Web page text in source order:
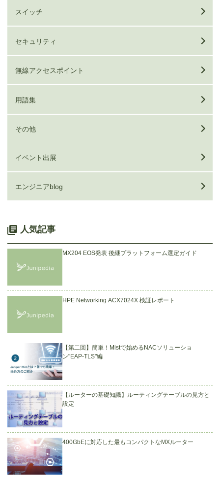
スイッチ
セキュリティ
無線アクセスポイント
用語集
その他
イベント出展
エンジニアblog
人気記事
MX204 EOS発表 後継プラットフォーム選定ガイド
HPE Networking ACX7024X 検証レポート
【第二回】簡単！Mistで始めるNACソリューショ
ン"EAP-TLS"編
【ルーターの基礎知識】ルーティングテーブルの見方と
設定
400GbEに対応した最もコンパクトなMXルーター